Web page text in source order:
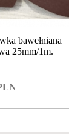
bawełniana
25mm/1m.